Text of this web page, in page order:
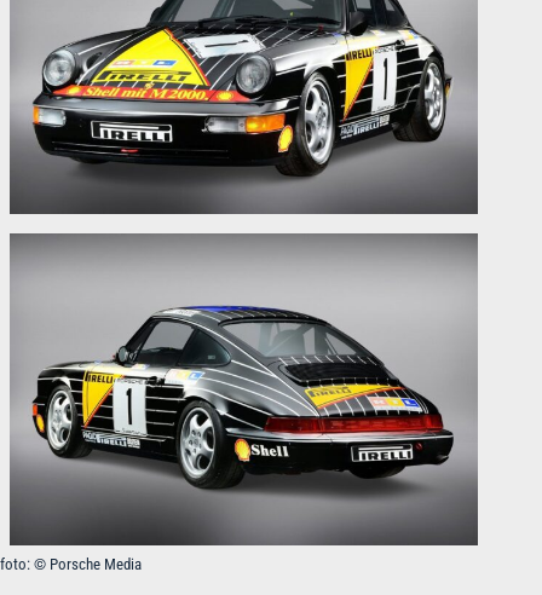
foto: © Porsche Media